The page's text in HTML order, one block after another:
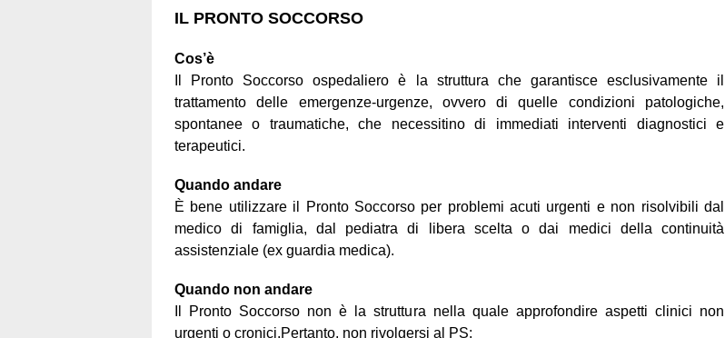
IL PRONTO SOCCORSO
Cos’è
Il Pronto Soccorso ospedaliero è la struttura che garantisce esclusivamente il
trattamento delle emergenze-urgenze, ovvero di quelle condizioni patologiche,
spontanee o traumatiche, che necessitino di immediati interventi diagnostici e
terapeutici.
Quando andare
È bene utilizzare il Pronto Soccorso per problemi acuti urgenti e non risolvibili dal
medico di famiglia, dal pediatra di libera scelta o dai medici della continuità
assistenziale (ex guardia medica).
Quando non andare
Il Pronto Soccorso non è la struttura nella quale approfondire aspetti clinici non
urgenti o cronici.Pertanto, non rivolgersi al PS: